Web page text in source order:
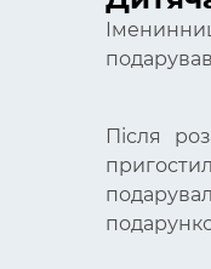
Після